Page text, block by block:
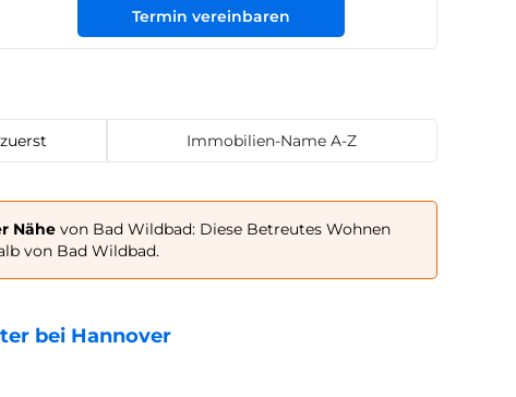
Termin vereinbaren
Immobilien-Name A-Z
Nähe von Bad Wildbad: Diese Betreutes Wohnen
von Bad Wildbad.
bei Hannover